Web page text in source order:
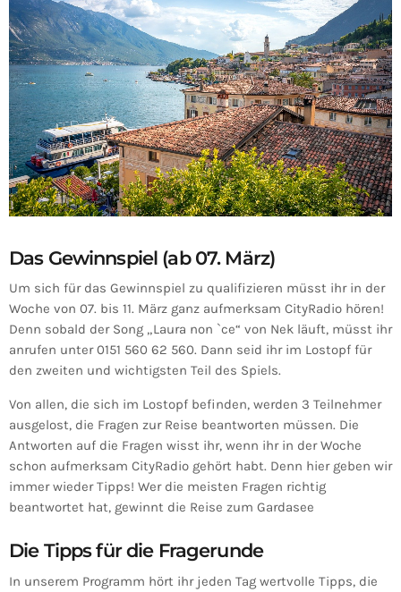
Das Gewinnspiel (ab 07. März)
Um sich für das Gewinnspiel zu qualifizieren müsst ihr in der
Woche von 07. bis 11. März ganz aufmerksam CityRadio hören!
Denn sobald der Song „Laura non `ce“ von Nek läuft, müsst ihr
anrufen unter 0151 560 62 560. Dann seid ihr im Lostopf für
den zweiten und wichtigsten Teil des Spiels.
Von allen, die sich im Lostopf befinden, werden 3 Teilnehmer
ausgelost, die Fragen zur Reise beantworten müssen. Die
Antworten auf die Fragen wisst ihr, wenn ihr in der Woche
schon aufmerksam CityRadio gehört habt. Denn hier geben wir
immer wieder Tipps! Wer die meisten Fragen richtig
beantwortet hat, gewinnt die Reise zum Gardasee
Die Tipps für die Fragerunde
In unserem Programm hört ihr jeden Tag wertvolle Tipps, die